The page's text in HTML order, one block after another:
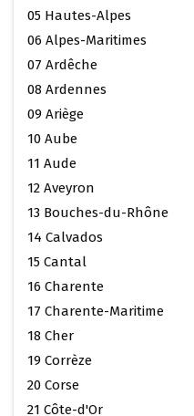
05 Hautes-Alpes
06 Alpes-Maritimes
07 Ardêche
08 Ardennes
09 Ariège
10 Aube
11 Aude
12 Aveyron
13 Bouches-du-Rhône
14 Calvados
15 Cantal
16 Charente
17 Charente-Maritime
18 Cher
19 Corrèze
20 Corse
21 Côte-d'Or